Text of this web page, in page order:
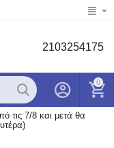
2103254175
0
τις 7/8 και μετά θα